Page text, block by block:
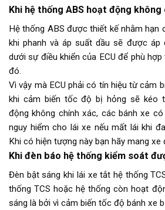
Khi hệ thống ABS hoạt động không
Hệ thống ABS được thiết kế nhằm hạn
khi phanh và áp suất dầu sẽ được áp
dưới sự điều khiển của ECU để phù
đó.
Vì vậy mà ECU phải có tín hiệu từ cảm
khi cảm biến tốc độ bị hỏng sẽ kéo
động không chính xác, các bánh xe
nguy hiểm cho lái xe nếu mất lái khi
Khi có hiện tượng này bạn hãy mang xe
Khi đèn báo hệ thống kiểm soát
Đèn bật sáng khi lái xe tắt hệ thống
thống TCS hoặc hệ thống còn hoạt
sáng là bởi vì cảm biến tốc độ bánh xe